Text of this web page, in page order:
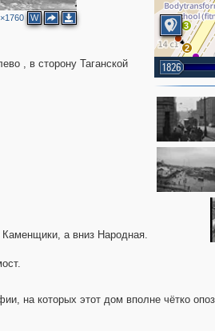
W
, в сторону Таганской
2
3
1826
а вниз Народная.
на которых этот дом вполне чётко